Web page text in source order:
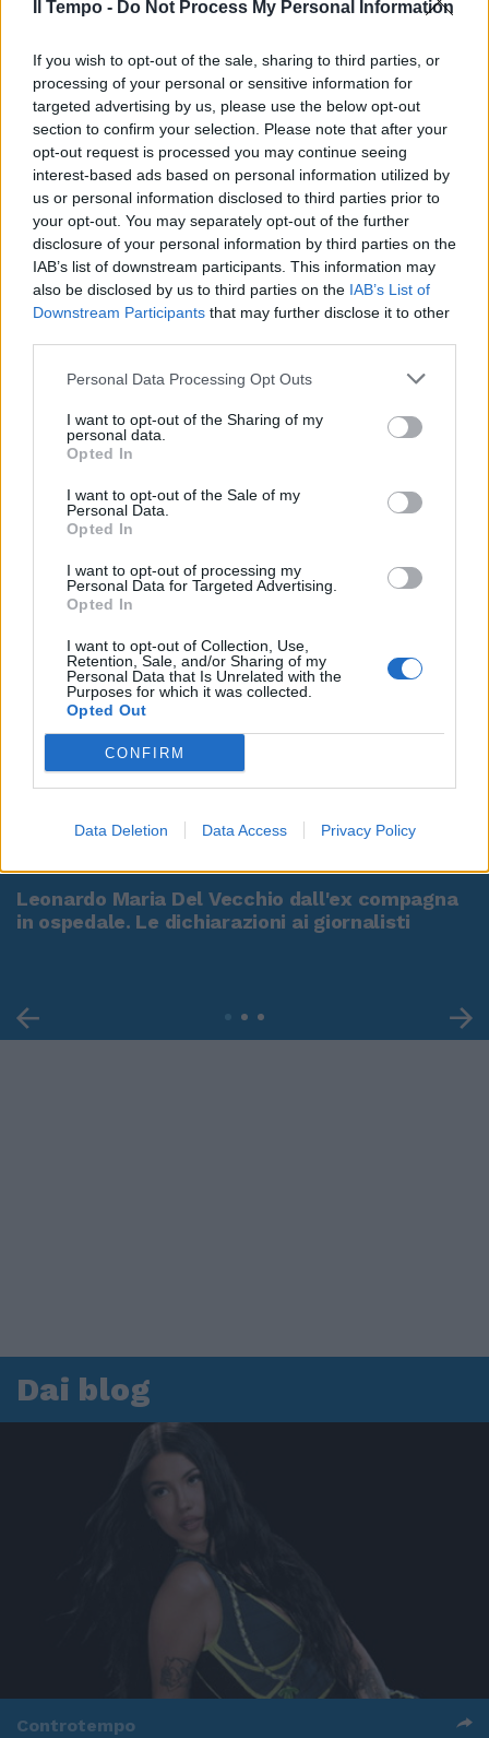
Il Tempo - Do Not Process My Personal Information
If you wish to opt-out of the sale, sharing to third parties, or
processing of your personal or sensitive information for
targeted advertising by us, please use the below opt-out
section to confirm your selection. Please note that after your
opt-out request is processed you may continue seeing
interest-based ads based on personal information utilized by
us or personal information disclosed to third parties prior to
your opt-out. You may separately opt-out of the further
disclosure of your personal information by third parties on the
IAB’s list of downstream participants. This information may
also be disclosed by us to third parties on the IAB’s List of
Downstream Participants that may further disclose it to other
Personal Data Processing Opt Outs
I want to opt-out of the Sharing of my
personal data.
Opted In
I want to opt-out of the Sale of my
Personal Data.
Opted In
I want to opt-out of processing my
Personal Data for Targeted Advertising.
Opted In
I want to opt-out of Collection, Use,
Retention, Sale, and/or Sharing of my
Personal Data that Is Unrelated with the
Purposes for which it was collected.
Opted Out
CONFIRM
Data Deletion Data Access Privacy Policy
00:00 01:16
Leonardo Maria Del Vecchio dall'ex compagna
in ospedale. Le dichiarazioni ai giornalisti
Dai blog
Controtempo